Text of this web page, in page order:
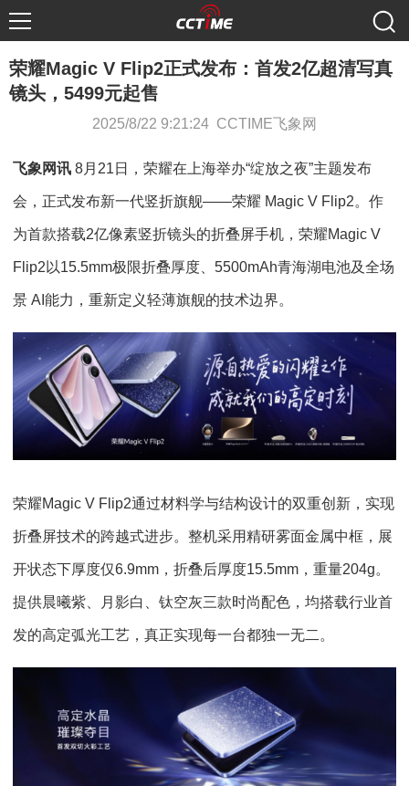
荣耀Magic V Flip2正式发布：首发2亿超清写真
镜头，5499元起售
2025/8/22 9:21:24 CCTIME飞象网
飞象网讯 8月21日，荣耀在上海举办“绽放之夜”主题发布
会，正式发布新一代竖折旗舰——荣耀 Magic V Flip2。作
为首款搭载2亿像素竖折镜头的折叠屏手机，荣耀Magic V
Flip2以15.5mm极限折叠厚度、5500mAh青海湖电池及全场
景 AI能力，重新定义轻薄旗舰的技术边界。
荣耀Magic V Flip2通过材料学与结构设计的双重创新，实现
折叠屏技术的跨越式进步。整机采用精研雾面金属中框，展
开状态下厚度仅6.9mm，折叠后厚度15.5mm，重量204g。
提供晨曦紫、月影白、钛空灰三款时尚配色，均搭载行业首
发的高定弧光工艺，真正实现每一台都独一无二。